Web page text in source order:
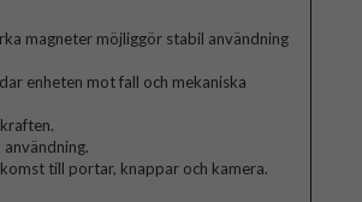
magneter möjliggör stabil användning
enheten mot fall och mekaniska
till portar, knappar och kamera.